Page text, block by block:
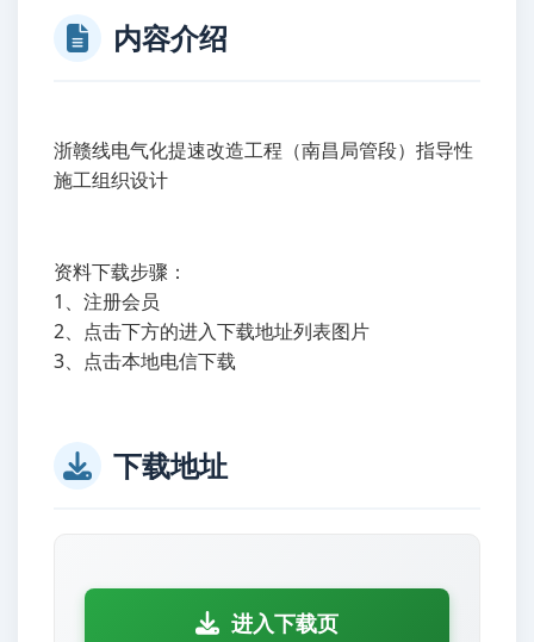
内容介绍
浙赣线电气化提速改造工程（南昌局管段）指导性
施工组织设计
资料下载步骤：
1、注册会员
2、点击下方的进入下载地址列表图片
3、点击本地电信下载
下载地址
进入下载页